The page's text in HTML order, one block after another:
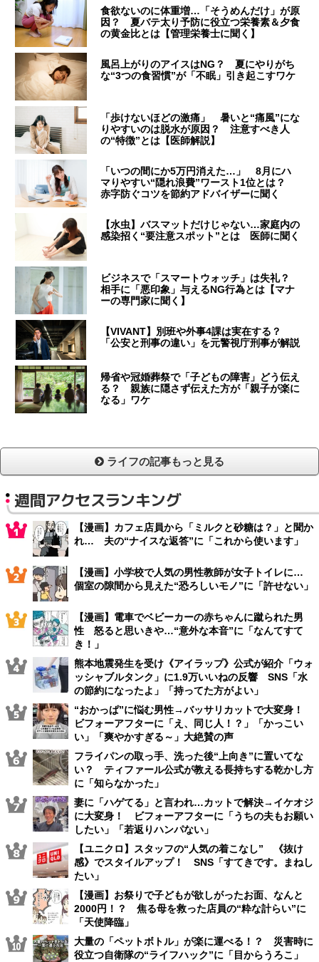
食欲ないのに体重増…「そうめんだけ」が原
因？ 夏バテ太り予防に役立つ栄養素＆夕食
の黄金比とは【管理栄養士に聞く】
風呂上がりのアイスはNG？ 夏にやりがち
な“3つの食習慣”が「不眠」引き起こすワケ
「歩けないほどの激痛」 暑いと“痛風”にな
りやすいのは脱水が原因？ 注意すべき人
の“特徴”とは【医師解説】
「いつの間にか5万円消えた…」 8月にハ
マりやすい“隠れ浪費”ワースト1位とは？
赤字防ぐコツを節約アドバイザーに聞く
【水虫】バスマットだけじゃない…家庭内の
感染招く“要注意スポット”とは 医師に聞く
ビジネスで「スマートウォッチ」は失礼？
相手に「悪印象」与えるNG行為とは【マナ
ーの専門家に聞く】
【VIVANT】別班や外事4課は実在する？
「公安と刑事の違い」を元警視庁刑事が解説
帰省や冠婚葬祭で「子どもの障害」どう伝え
る？ 親族に隠さず伝えた方が「親子が楽に
なる」ワケ
ライフの記事もっと見る
週間アクセスランキング
【漫画】カフェ店員から「ミルクと砂糖は？」と聞か
れ… 夫の“ナイスな返答”に「これから使います」
【漫画】小学校で人気の男性教師が女子トイレに…
個室の隙間から見えた“恐ろしいモノ”に「許せない」
【漫画】電車でベビーカーの赤ちゃんに蹴られた男
性 怒ると思いきや…“意外な本音”に「なんてすて
き！」
熊本地震発生を受け《アイラップ》公式が紹介「ウォ
ッシャブルタンク」に1.9万いいねの反響 SNS「水
の節約になったよ」「持ってた方がよい」
“おかっぱ”に悩む男性→バッサリカットで大変身！
ビフォーアフターに「え、同じ人！？」「かっこい
い」「爽やかすぎる～」大絶賛の声
フライパンの取っ手、洗った後“上向き”に置いてな
い？ ティファール公式が教える長持ちする乾かし方
に「知らなかった」
妻に「ハゲてる」と言われ…カットで解決→イケオジ
に大変身！ ビフォーアフターに「うちの夫もお願い
したい」「若返りハンパない」
【ユニクロ】スタッフの“人気の着こなし” 《抜け
感》でスタイルアップ！ SNS「すてきです。まねし
たい」
【漫画】お祭りで子どもが欲しがったお面、なんと
2000円！？ 焦る母を救った店員の“粋な計らい”に
「天使降臨」
大量の「ペットボトル」が楽に運べる！？ 災害時に
役立つ自衛隊の“ライフハック”に「目からうろこ」